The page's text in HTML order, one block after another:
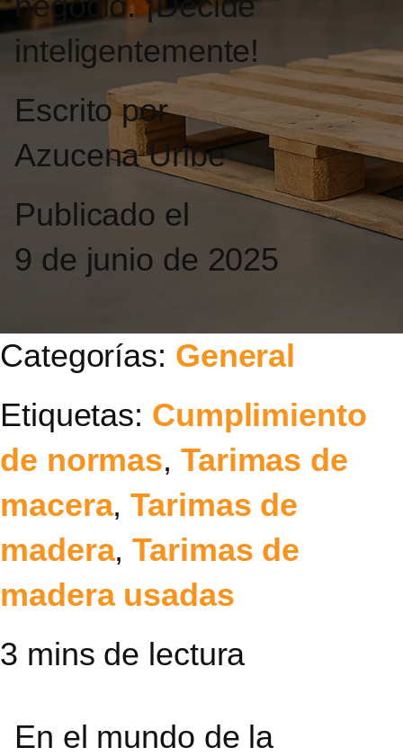
inteligentemente!
Escrito por
Azucena Uribe
Publicado el
9 de junio de 2025
Categorías: General
Etiquetas: Cumplimiento
de normas, Tarimas de
macera,Tarimas de
madera,Tarimas de
madera usadas
En el mundo de la